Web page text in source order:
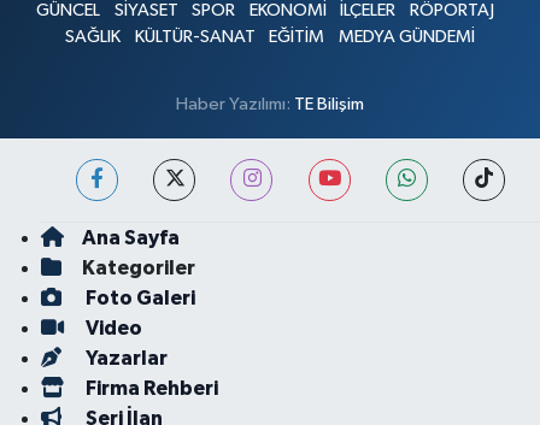
GÜNCEL SİYASET SPOR EKONOMİ İLÇELER
RÖPORTAJ
SAĞLIK
KÜLTÜR-SANAT EĞİTİM MEDYA GÜNDEMİ
Haber Yazılımı: TE Bilişim
Ana Sayfa
Kategoriler
Foto Galeri
Video
Yazarlar
Firma Rehberi
Seri İlan